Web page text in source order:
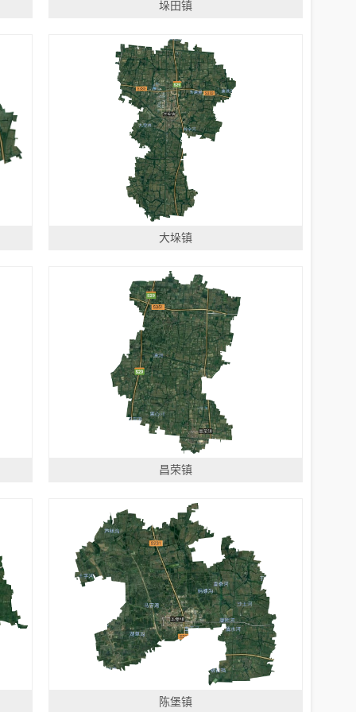
垛田镇
大垛镇
昌荣镇
陈堡镇